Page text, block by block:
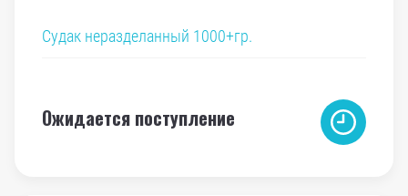
Судак неразделанный 1000+гр.
Ожидается поступление